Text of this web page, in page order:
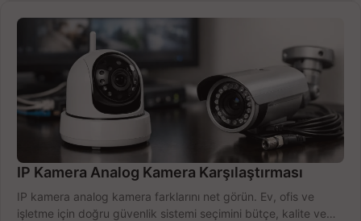
IP Kamera Analog Kamera Karşılaştırması
IP kamera analog kamera farklarını net görün. Ev, ofis ve
işletme için doğru güvenlik sistemi seçimini bütçe, kalite ve